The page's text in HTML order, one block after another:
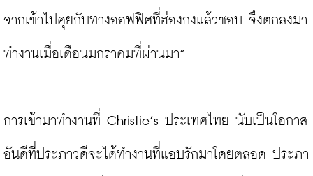
จากเข้าไปคุยกับทางออฟฟิศที่ฮ่องกงแล้วชอบ จึงตกลงมา
ทำงานเมื่อเดือนมกราคมที่ผ่านมา”
การเข้ามาทำงานที่ Christie’s ประเทศไทย นับเป็นโอกาส
อันดีที่ประภาวดีจะได้ทำงานที่แอบรักมาโดยตลอด ประภา